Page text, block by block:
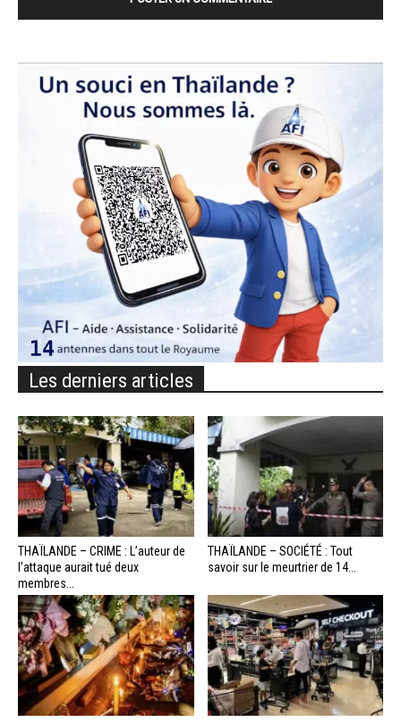
Les derniers articles
THAÏLANDE – CRIME : L’auteur de
l’attaque aurait tué deux
membres...
THAÏLANDE – SOCIÉTÉ : Tout
savoir sur le meurtrier de 14...